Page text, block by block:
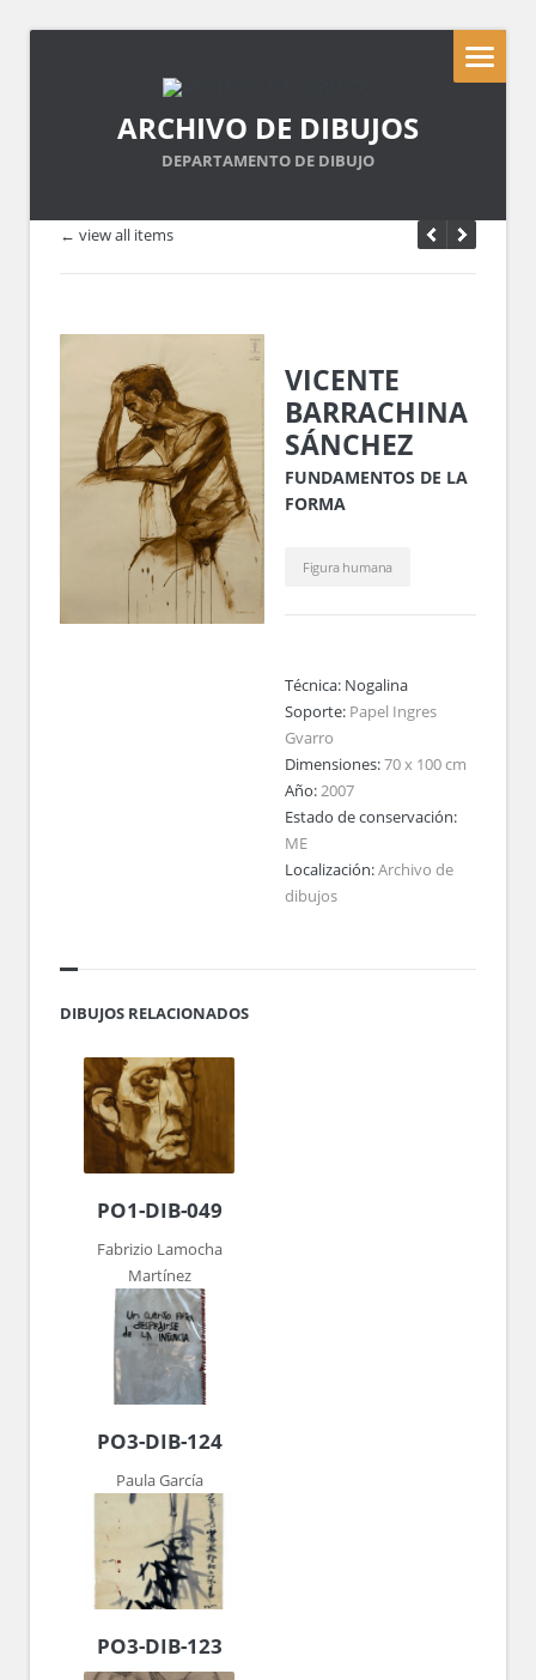
ARCHIVO DE DIBUJOS
DEPARTAMENTO DE DIBUJO
← view all items
VICENTE
BARRACHINA
SÁNCHEZ
FUNDAMENTOS DE LA
FORMA
Figura humana
Técnica: Nogalina
Soporte: Papel Ingres
Gvarro
Dimensiones:70 x 100 cm
Año:2007
Estado de conservación:
ME
Localización:Archivo de
dibujos
DIBUJOS RELACIONADOS
PO1-DIB-049
Fabrizio Lamocha
Martínez
PO3-DIB-124
Paula García
PO3-DIB-123